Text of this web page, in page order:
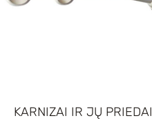
KARNIZAI IR JŲ PRIEDAI